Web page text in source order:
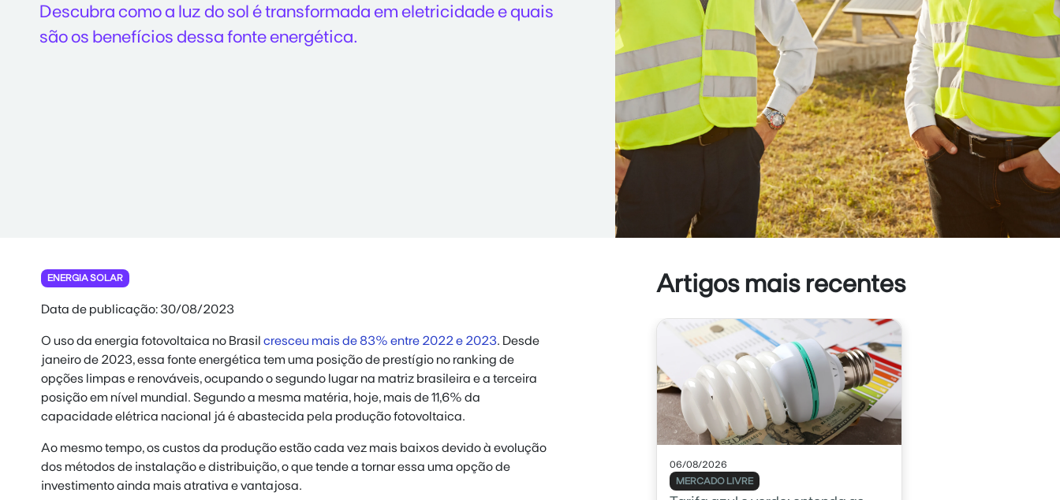
Descubra como a luz do sol é transformada em eletricidade e quais
são os benefícios dessa fonte energética.
ENERGIA SOLAR
Data de publicação: 30/08/2023
O uso da energia fotovoltaica no Brasil cresceu mais de 83% entre 2022 e 2023. Desde
janeiro de 2023, essa fonte energética tem uma posição de prestígio no ranking de
opções limpas e renováveis, ocupando o segundo lugar na matriz brasileira e a terceira
posição em nível mundial. Segundo a mesma matéria, hoje, mais de 11,6% da
capacidade elétrica nacional já é abastecida pela produção fotovoltaica.
Ao mesmo tempo, os custos da produção estão cada vez mais baixos devido à evolução
dos métodos de instalação e distribuição, o que tende a tornar essa uma opção de
investimento ainda mais atrativa e vantajosa.
Artigos mais recentes
06/08/2026
MERCADO LIVRE